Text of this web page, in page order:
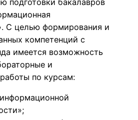
С целью формирования и
компетенций с
имеется возможность
и
по курсам: